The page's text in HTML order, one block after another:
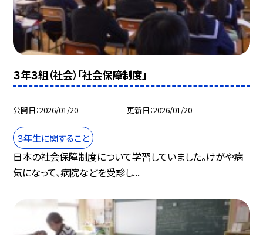
３年３組（社会）「社会保障制度」
公開日 2026/01/20 更新日 2026/01/20
３年生に関すること
日本の社会保障制度について学習していました。けがや病
気になって、病院などを受診し...